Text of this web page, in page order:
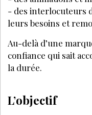
- des interlocuteurs
leurs besoins et
Au-delà d’une
confiance qui sait
la durée.
L’objectif